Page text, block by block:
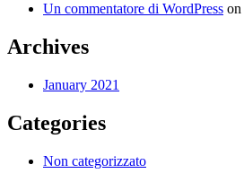
Un commentatore di WordPress on
Archives
January 2021
Categories
Non categorizzato